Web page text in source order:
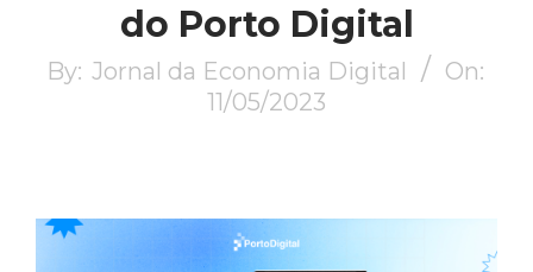
do Porto Digital
By: Jornal da Economia Digital
On:
11/05/2023